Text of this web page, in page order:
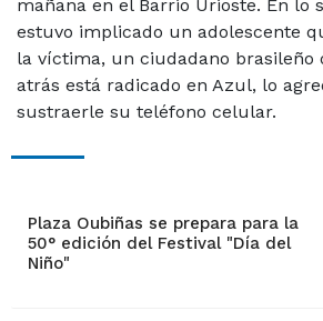
mañana en el Barrio Urioste. En lo
estuvo implicado un adolescente
la víctima, un ciudadano brasileño
atrás está radicado en Azul, lo
sustraerle su teléfono celular.
Plaza Oubiñas se prepara para la
50° edición del Festival "Día del
Niño"